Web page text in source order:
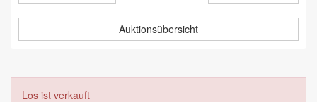
Auktionsübersicht
Los ist verkauft